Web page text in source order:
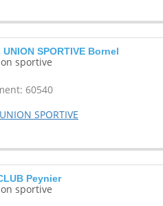
UNION SPORTIVE Bornel
sportive
60540
SPORTIVE
Peynier
sportive